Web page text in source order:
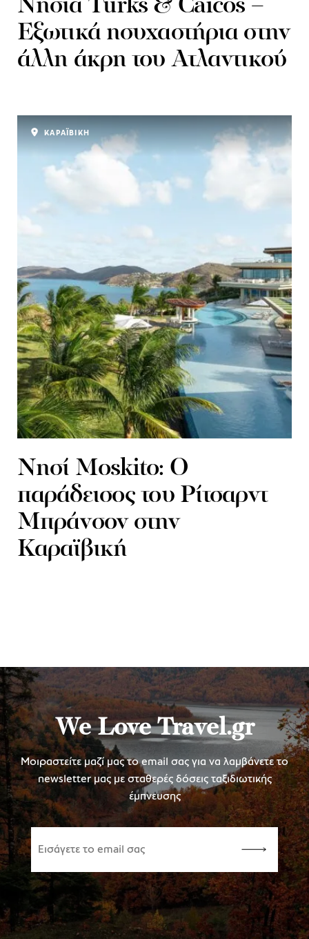
Νησιά Turks & Caicos –
Εξωτικά ησυχαστήρια στην
άλλη άκρη του Ατλαντικού
Nησί Moskito: Ο
παράδεισος του Ρίτσαρντ
Μπράνσον στην
Καραϊβική
ΚΑΡΑΪΒΙΚΗ
We Love Travel.gr
Μοιραστείτε μαζί μας το email σας για να λαμβάνετε το
newsletter μας με σταθερές δόσεις ταξιδιωτικής
έμπνευσης